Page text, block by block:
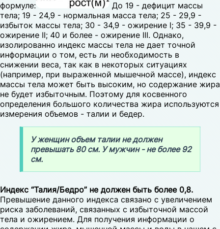
формуле:
До 19 - дефицит массы
тела; 19 - 24,9 - нормальная масса тела; 25 - 29,9 -
избыток массы тела; 30 - 34,9 - ожирение I; 35 - 39,9 -
ожирение II; 40 и более - ожирение III. Однако,
изолированно индекс массы тела не дает точной
информации о том, есть ли необходимость в
снижении веса, так как в некоторых ситуациях
(например, при выраженной мышечной массе), индекс
массы тела может быть высоким, но содержание жира
не будет избыточным. Поэтому для косвенного
определения большого количества жира используются
измерения объемов - талии и бедер.
У женщин объем талии не должен
превышать 80 см. У мужчин - не более 92
см.
Индекс “Талия/Бедро” не должен быть более 0,8.
Превышение данного индекса связано с увеличением
риска заболеваний, связанных с избыточной массой
тела и ожирением. Для получения информации о